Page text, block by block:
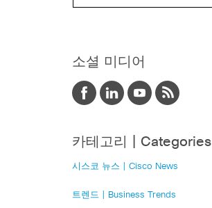
소셜 미디어
카테고리 | Categories
시스코 뉴스 | Cisco News
트렌드 | Business Trends